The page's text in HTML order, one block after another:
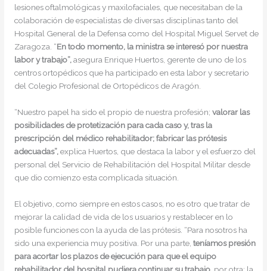
lesiones oftalmológicas y maxilofaciales, que necesitaban de la
colaboración de especialistas de diversas disciplinas tanto del
Hospital General de la Defensa como del Hospital Miguel Servet de
Zaragoza. “En todo momento, la ministra se interesó por nuestra
labor y trabajo”,asegura Enrique Huertos, gerente de uno de los
centros ortopédicos que ha participado en esta labor y secretario
del Colegio Profesional de Ortopédicos de Aragón.
“Nuestro papel ha sido el propio de nuestra profesión;valorar las
posibilidades de protetización para cada caso y, tras la
prescripción del médico rehabilitador; fabricar las prótesis
adecuadas”,explica Huertos, que destaca la labor y el esfuerzo del
personal del Servicio de Rehabilitación del Hospital Militar desde
que dio comienzo esta complicada situación.
El objetivo, como siempre en estos casos, no es otro que tratar de
mejorar la calidad de vida de los usuarios y restablecer en lo
posible funciones con la ayuda de las prótesis. “Para nosotros ha
sido una experiencia muy positiva. Por una parte,teníamos presión
para acortar los plazos de ejecución para que el equipo